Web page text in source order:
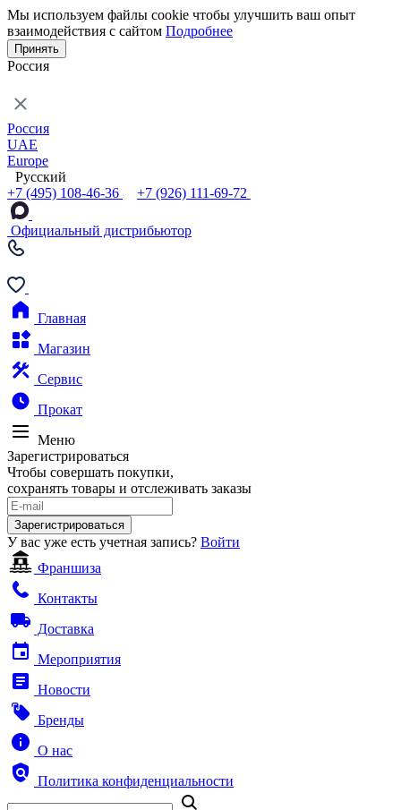
Мы используем файлы cookie чтобы улучшить ваш опыт
взаимодействия с сайтом Подробнее
Принять
Россия
Россия
UAE
Europe
Русский
+7 (495) 108-46-36
+7 (926) 111-69-72
Официальный дистрибьютор
Главная
Магазин
Сервис
Прокат
Меню
Зарегистрироваться
Чтобы совершать покупки,
сохранять товары и отслеживать заказы
Зарегистрироваться
У вас уже есть учетная запись? Войти
Франшиза
Контакты
Доставка
Мероприятия
Новости
Бренды
О нас
Политика конфиденциальности